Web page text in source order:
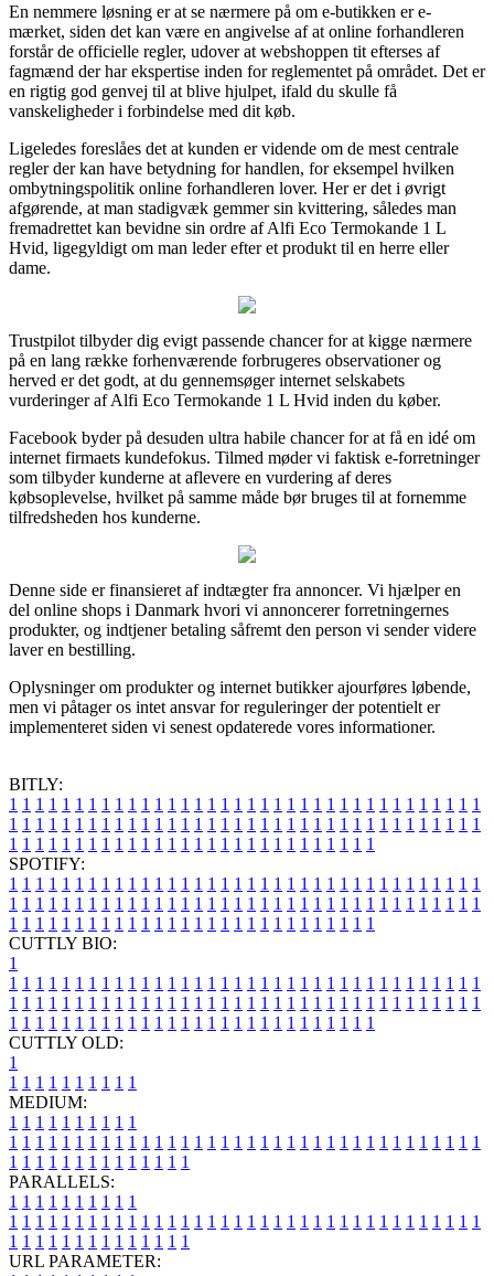
En nemmere løsning er at se nærmere på om e-butikken er e-
mærket, siden det kan være en angivelse af at online forhandleren
forstår de officielle regler, udover at webshoppen tit efterses af
fagmænd der har ekspertise inden for reglementet på området. Det er
en rigtig god genvej til at blive hjulpet, ifald du skulle få
vanskeligheder i forbindelse med dit køb.
Ligeledes foreslåes det at kunden er vidende om de mest centrale
regler der kan have betydning for handlen, for eksempel hvilken
ombytningspolitik online forhandleren lover. Her er det i øvrigt
afgørende, at man stadigvæk gemmer sin kvittering, således man
fremadrettet kan bevidne sin ordre af Alfi Eco Termokande 1 L
Hvid, ligegyldigt om man leder efter et produkt til en herre eller
dame.
Trustpilot tilbyder dig evigt passende chancer for at kigge nærmere
på en lang række forhenværende forbrugeres observationer og
herved er det godt, at du gennemsøger internet selskabets
vurderinger af Alfi Eco Termokande 1 L Hvid inden du køber.
Facebook byder på desuden ultra habile chancer for at få en idé om
internet firmaets kundefokus. Tilmed møder vi faktisk e-forretninger
som tilbyder kunderne at aflevere en vurdering af deres
købsoplevelse, hvilket på samme måde bør bruges til at fornemme
tilfredsheden hos kunderne.
Denne side er finansieret af indtægter fra annoncer. Vi hjælper en
del online shops i Danmark hvori vi annoncerer forretningernes
produkter, og indtjener betaling såfremt den person vi sender videre
laver en bestilling.
Oplysninger om produkter og internet butikker ajourføres løbende,
men vi påtager os intet ansvar for reguleringer der potentielt er
implementeret siden vi senest opdaterede vores informationer.
BITLY:
1 1 1 1 1 1 1 1 1 1 1 1 1 1 1 1 1 1 1 1 1 1 1 1 1 1 1 1 1 1 1 1 1 1 1 1
1 1 1 1 1 1 1 1 1 1 1 1 1 1 1 1 1 1 1 1 1 1 1 1 1 1 1 1 1 1 1 1 1 1 1 1
1 1 1 1 1 1 1 1 1 1 1 1 1 1 1 1 1 1 1 1 1 1 1 1 1 1 1 1
SPOTIFY:
1 1 1 1 1 1 1 1 1 1 1 1 1 1 1 1 1 1 1 1 1 1 1 1 1 1 1 1 1 1 1 1 1 1 1 1
1 1 1 1 1 1 1 1 1 1 1 1 1 1 1 1 1 1 1 1 1 1 1 1 1 1 1 1 1 1 1 1 1 1 1 1
1 1 1 1 1 1 1 1 1 1 1 1 1 1 1 1 1 1 1 1 1 1 1 1 1 1 1 1
CUTTLY BIO:
1
1 1 1 1 1 1 1 1 1 1 1 1 1 1 1 1 1 1 1 1 1 1 1 1 1 1 1 1 1 1 1 1 1 1 1 1
1 1 1 1 1 1 1 1 1 1 1 1 1 1 1 1 1 1 1 1 1 1 1 1 1 1 1 1 1 1 1 1 1 1 1 1
1 1 1 1 1 1 1 1 1 1 1 1 1 1 1 1 1 1 1 1 1 1 1 1 1 1 1 1
CUTTLY OLD:
1
1 1 1 1 1 1 1 1 1 1
MEDIUM:
1 1 1 1 1 1 1 1 1 1
1 1 1 1 1 1 1 1 1 1 1 1 1 1 1 1 1 1 1 1 1 1 1 1 1 1 1 1 1 1 1 1 1 1 1 1
1 1 1 1 1 1 1 1 1 1 1 1 1 1
PARALLELS:
1 1 1 1 1 1 1 1 1 1
1 1 1 1 1 1 1 1 1 1 1 1 1 1 1 1 1 1 1 1 1 1 1 1 1 1 1 1 1 1 1 1 1 1 1 1
1 1 1 1 1 1 1 1 1 1 1 1 1 1
URL PARAMETER: